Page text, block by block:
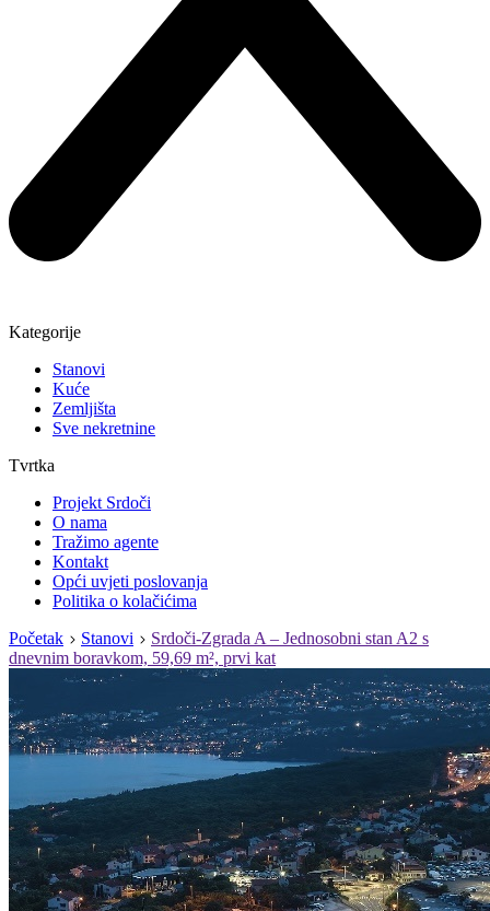
Kategorije
Stanovi
Kuće
Zemljišta
Sve nekretnine
Tvrtka
Projekt Srdoči
O nama
Tražimo agente
Kontakt
Opći uvjeti poslovanja
Politika o kolačićima
Početak
Stanovi
Srdoči-Zgrada A – Jednosobni stan A2 s
dnevnim boravkom, 59,69 m², prvi kat